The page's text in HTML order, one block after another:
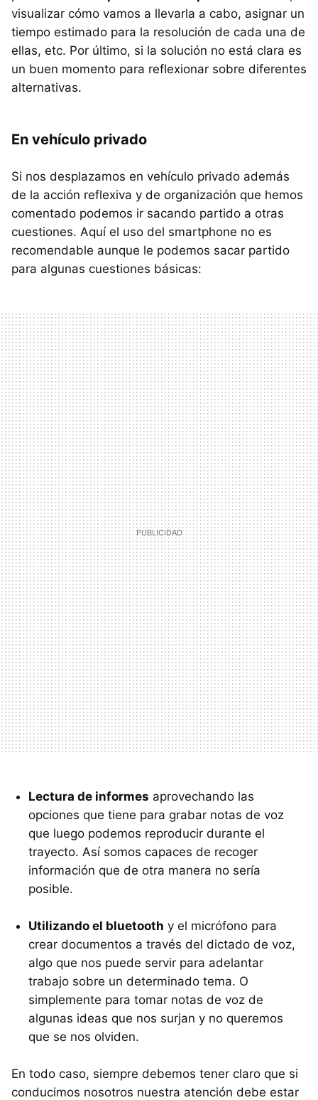
visualizar cómo vamos a llevarla a cabo, asignar un
tiempo estimado para la resolución de cada una de
ellas, etc. Por último, si la solución no está clara es
un buen momento para reflexionar sobre diferentes
alternativas.
En vehículo privado
Si nos desplazamos en vehículo privado además
de la acción reflexiva y de organización que hemos
comentado podemos ir sacando partido a otras
cuestiones. Aquí el uso del smartphone no es
recomendable aunque le podemos sacar partido
para algunas cuestiones básicas:
Lectura de informes aprovechando las
opciones que tiene para grabar notas de voz
que luego podemos reproducir durante el
trayecto. Así somos capaces de recoger
información que de otra manera no sería
posible.
Utilizando el bluetooth y el micrófono para
crear documentos a través del dictado de voz,
algo que nos puede servir para adelantar
trabajo sobre un determinado tema. O
simplemente para tomar notas de voz de
algunas ideas que nos surjan y no queremos
que se nos olviden.
En todo caso, siempre debemos tener claro que si
conducimos nosotros nuestra atención debe estar